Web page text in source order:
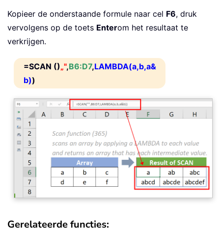
Kopieer de onderstaande formule naar cel F6, druk
vervolgens op de toets Enterom het resultaat te
verkrijgen.
=SCAN ()„",B6:D7,LAMBDA(a,b,a&
b))
Gerelateerde functies: